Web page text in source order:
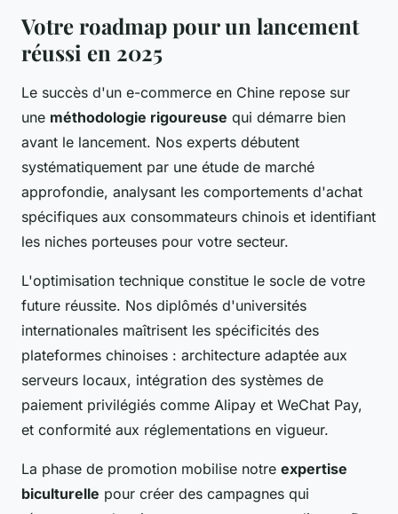
Votre roadmap pour un lancement
réussi en 2025
Le succès d'un e-commerce en Chine repose sur
une méthodologie rigoureuse qui démarre bien
avant le lancement. Nos experts débutent
systématiquement par une étude de marché
approfondie, analysant les comportements d'achat
spécifiques aux consommateurs chinois et identifiant
les niches porteuses pour votre secteur.
L'optimisation technique constitue le socle de votre
future réussite. Nos diplômés d'universités
internationales maîtrisent les spécificités des
plateformes chinoises : architecture adaptée aux
serveurs locaux, intégration des systèmes de
paiement privilégiés comme Alipay et WeChat Pay,
et conformité aux réglementations en vigueur.
La phase de promotion mobilise notre expertise
biculturelle pour créer des campagnes qui